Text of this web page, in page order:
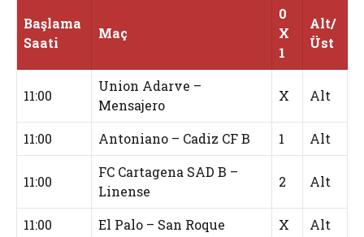
Başlama
Saati
Maç
0
X
1
Alt/
Üst
11:00
Union Adarve –
Mensajero
X Alt
11:00 Antoniano – Cadiz CF B 1 Alt
11:00
FC Cartagena SAD B –
Linense
2 Alt
11:00 El Palo – San Roque X Alt